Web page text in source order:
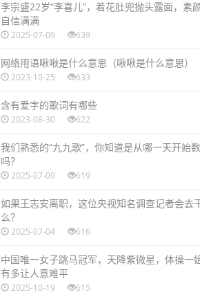
李宗盛22岁“李喜儿”，着花肚兜抛头露面，素
自信满满
2025-07-09 639
​网络用语啾啾是什么意思（啾啾是什么意思）
2023-10-25 633
​含有爱字的歌词有哪些
2023-08-30 622
我们熟悉的“九九歌”，你知道是从哪一天开始
吗？
2025-07-09 619
如果王志安离职，这位央视知名调查记者会去
么？
2025-07-04 616
中国唯一女子跳马冠军，天降紫微星，体操一
有多让人意难平
2025-10-19 615